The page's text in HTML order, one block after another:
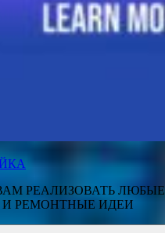
РЕАЛИЗОВАТЬ ЛЮБЫЕ
РЕМОНТНЫЕ ИДЕИ